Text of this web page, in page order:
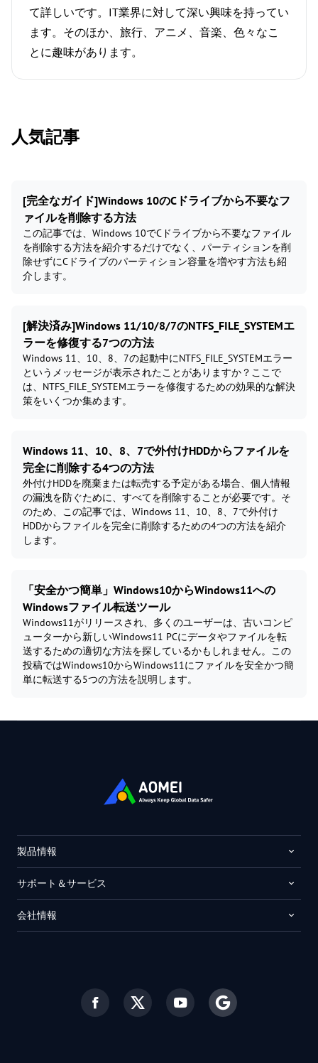
て詳しいです。IT業界に対して深い興味を持ってい
ます。そのほか、旅行、アニメ、音楽、色々なこ
とに趣味があります。
人気記事
[完全なガイド]Windows 10のCドライブから不要なフ
ァイルを削除する方法
この記事では、Windows 10でCドライブから不要なファイル
を削除する方法を紹介するだけでなく、パーティションを削
除せずにCドライブのパーティション容量を増やす方法も紹
介します。
[解決済み]Windows 11/10/8/7のNTFS_FILE_SYSTEMエ
ラーを修復する7つの方法
Windows 11、10、8、7の起動中にNTFS_FILE_SYSTEMエラー
というメッセージが表示されたことがありますか？ここで
は、NTFS_FILE_SYSTEMエラーを修復するための効果的な解決
策をいくつか集めます。
Windows 11、10、8、7で外付けHDDからファイルを
完全に削除する4つの方法
外付けHDDを廃棄または転売する予定がある場合、個人情報
の漏洩を防ぐために、すべてを削除することが必要です。そ
のため、この記事では、Windows 11、10、8、7で外付け
HDDからファイルを完全に削除するための4つの方法を紹介
します。
「安全かつ簡単」Windows10からWindows11への
Windowsファイル転送ツール
Windows11がリリースされ、多くのユーザーは、古いコンピ
ューターから新しいWindows11 PCにデータやファイルを転
送するための適切な方法を探しているかもしれません。この
投稿ではWindows10からWindows11にファイルを安全かつ簡
単に転送する5つの方法を説明します。
製品情報
サポート＆サービス
会社情報